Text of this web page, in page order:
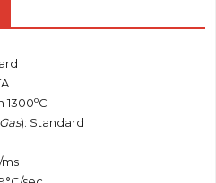
1300oC
): Standard
ms